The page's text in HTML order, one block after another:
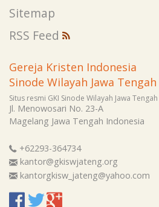
Sitemap
RSS Feed
Gereja Kristen Indonesia
Sinode Wilayah Jawa Tengah
Situs resmi GKI Sinode Wilayah Jawa Tengah
Jl. Menowosari No. 23-A
Magelang Jawa Tengah Indonesia
+62293-364734
kantor@gkiswjateng.org
kantorgkisw_jateng@yahoo.com